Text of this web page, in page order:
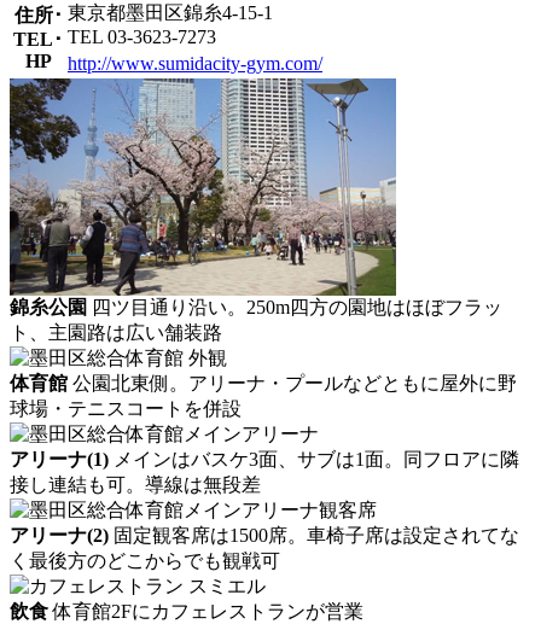
住所･
TEL･
HP
東京都墨田区錦糸4-15-1
TEL 03-3623-7273
http://www.sumidacity-gym.com/
錦糸公園 四ツ目通り沿い。250m四方の園地はほぼフラッ
ト、主園路は広い舗装路
体育館 公園北東側。アリーナ・プールなどともに屋外に野
球場・テニスコートを併設
アリーナ(1) メインはバスケ3面、サブは1面。同フロアに隣
接し連結も可。導線は無段差
アリーナ(2) 固定観客席は1500席。車椅子席は設定されてな
く最後方のどこからでも観戦可
飲食体育館2Fにカフェレストランが営業